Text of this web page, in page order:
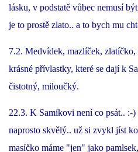
NAPSALI O NÁS
AKCE
SLUŽBY
HISTORIE - 2010 - 2020
lásku, v podstatě vůbec nemusí
je to prostě zlato.. a to bych mu
7.2. Medvídek, mazlíček, zlatíčko,
krásné přívlastky, které se dají k
čistotný, miloučký.
22.3. K Samíkovi není co psát.. :-)
naprosto skvělý.. už si zvykl jíst
masíčko máme "jen" jako